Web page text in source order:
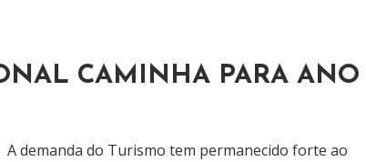
CAMINHA PARA ANO
A demanda do Turismo tem permanecido forte ao